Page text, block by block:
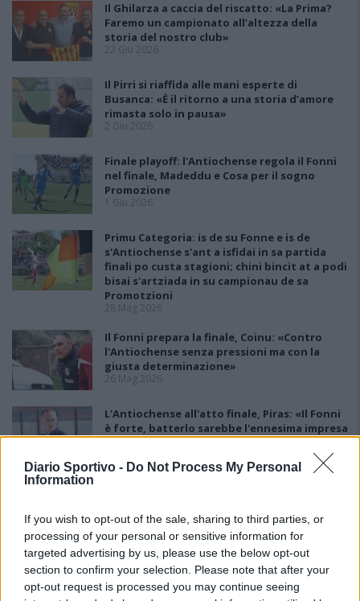
Diario Sportivo - Do Not Process My Personal
Information
If you wish to opt-out of the sale, sharing to third parties, or
processing of your personal or sensitive information for
targeted advertising by us, please use the below opt-out
section to confirm your selection. Please note that after your
opt-out request is processed you may continue seeing
Il Ghilarza a caccia del riscatto: «La Prima?
Faremo un campionato all’altezza della
storia del nostro club»
22 Giu 2026
Il Pirri si riaffida alle mani esperte di
Busanca: «Ė il ritorno a una storia d’amore
rimasta solo in pausa»
2 Giu 2026
Finale playoff: l'Antiochense regola il Fonni
nel finale, Madeddu e Cosa per il sogno
Promozione
1 Giu 2026
Primu Categoria: is de su Fonne e is de
s'Antiochense s'ant a isfidai in sa partida
finali po custa stagioni; chini bincit at a podi
bisai s'artziada in su campionau de sa
Promotzioni
28 Mag 2026
Il Fonni prepara la finale, Coinu: «Contro
l'Antiochense senza pressioni ma con la
giusta determinazione»
26 Mag 2026
L'Antiochense all'atto finale, Piras: «Il Fonni
è forte, batterlo sarebbe l'ennesima impresa
dei miei ragazzi»
e Sennori in Seconda
25 Mag 2026